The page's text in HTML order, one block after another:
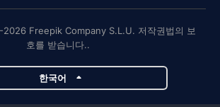
Freepik Company S.L.U. 저작권법의 보
호를 받습니다..
한국어